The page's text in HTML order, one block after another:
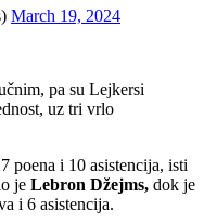
March 19, 2024
pa su Lejkersi
uz tri vrlo
poena i 10 asistencija, isti
je Lebron Džejms, dok je
i 6 asistencija.